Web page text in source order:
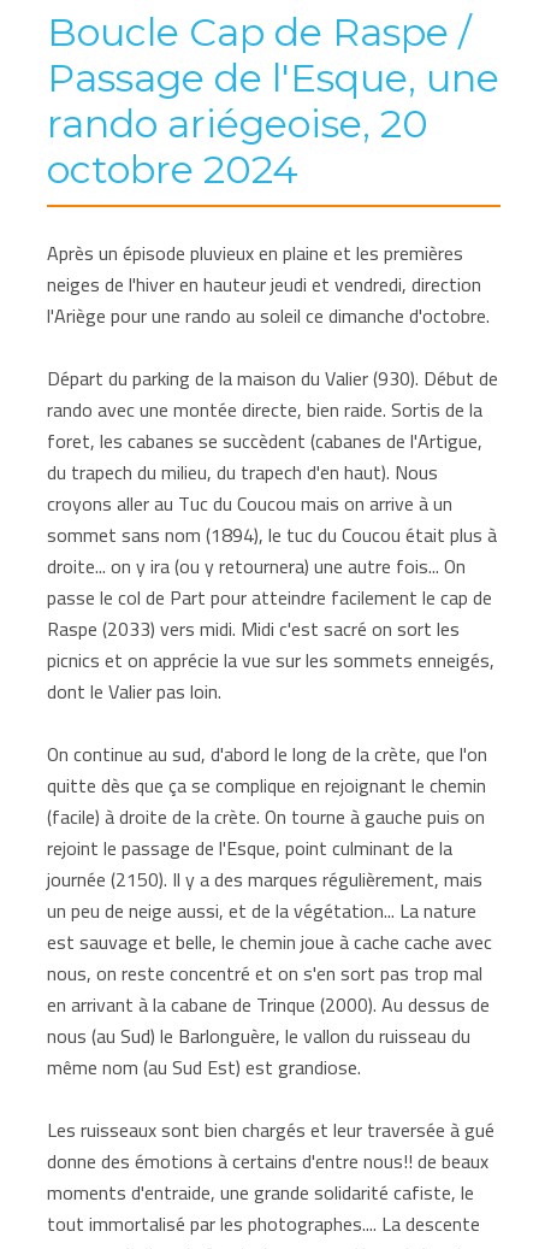
Boucle Cap de Raspe /
Passage de l'Esque, une
rando ariégeoise, 20
octobre 2024
Après un épisode pluvieux en plaine et les premières
neiges de l'hiver en hauteur jeudi et vendredi, direction
l'Ariège pour une rando au soleil ce dimanche d'octobre.
Départ du parking de la maison du Valier (930). Début de
rando avec une montée directe, bien raide. Sortis de la
foret, les cabanes se succèdent (cabanes de l'Artigue,
du trapech du milieu, du trapech d'en haut). Nous
croyons aller au Tuc du Coucou mais on arrive à un
sommet sans nom (1894), le tuc du Coucou était plus à
droite... on y ira (ou y retournera) une autre fois... On
passe le col de Part pour atteindre facilement le cap de
Raspe (2033) vers midi. Midi c'est sacré on sort les
picnics et on apprécie la vue sur les sommets enneigés,
dont le Valier pas loin.
On continue au sud, d'abord le long de la crète, que l'on
quitte dès que ça se complique en rejoignant le chemin
(facile) à droite de la crète. On tourne à gauche puis on
rejoint le passage de l'Esque, point culminant de la
journée (2150). Il y a des marques régulièrement, mais
un peu de neige aussi, et de la végétation... La nature
est sauvage et belle, le chemin joue à cache cache avec
nous, on reste concentré et on s'en sort pas trop mal
en arrivant à la cabane de Trinque (2000). Au dessus de
nous (au Sud) le Barlonguère, le vallon du ruisseau du
même nom (au Sud Est) est grandiose.
Les ruisseaux sont bien chargés et leur traversée à gué
donne des émotions à certains d'entre nous!! de beaux
moments d'entraide, une grande solidarité cafiste, le
tout immortalisé par les photographes.... La descente